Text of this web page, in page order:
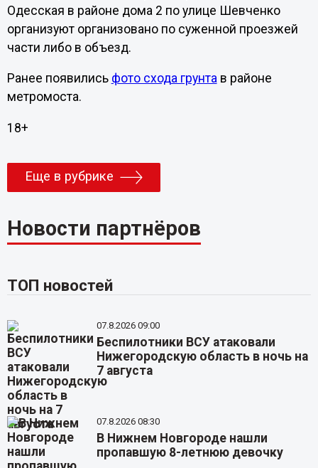
Одесская в районе дома 2 по улице Шевченко
организуют организовано по суженной проезжей
части либо в объезд.
Ранее появились фото схода грунтав районе
метромоста.
18+
Еще в рубрике
Новости партнёров
ТОП новостей
07.8.2026 09:00
Беспилотники ВСУ атаковали
Нижегородскую область в ночь на
7 августа
07.8.2026 08:30
В Нижнем Новгороде нашли
пропавшую 8-летнюю девочку